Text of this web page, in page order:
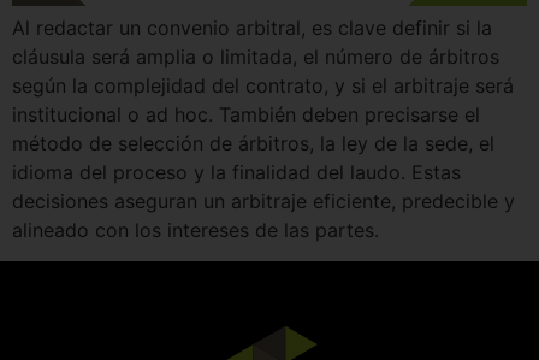
Al redactar un convenio arbitral, es clave definir si la
cláusula será amplia o limitada, el número de árbitros
según la complejidad del contrato, y si el arbitraje será
institucional o ad hoc. También deben precisarse el
método de selección de árbitros, la ley de la sede, el
idioma del proceso y la finalidad del laudo. Estas
decisiones aseguran un arbitraje eficiente, predecible y
alineado con los intereses de las partes.